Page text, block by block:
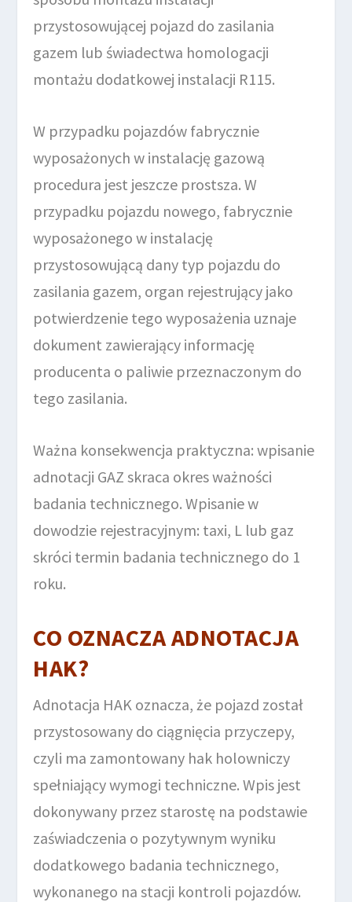
przystosowującej pojazd do zasilania
gazem lub świadectwa homologacji
montażu dodatkowej instalacji R115.
W przypadku pojazdów fabrycznie
wyposażonych w instalację gazową
procedura jest jeszcze prostsza. W
przypadku pojazdu nowego, fabrycznie
wyposażonego w instalację
przystosowującą dany typ pojazdu do
zasilania gazem, organ rejestrujący jako
potwierdzenie tego wyposażenia uznaje
dokument zawierający informację
producenta o paliwie przeznaczonym do
tego zasilania.
Ważna konsekwencja praktyczna: wpisanie
adnotacji GAZ skraca okres ważności
badania technicznego. Wpisanie w
dowodzie rejestracyjnym: taxi, L lub gaz
skróci termin badania technicznego do 1
roku.
CO OZNACZA ADNOTACJA
HAK?
Adnotacja HAK oznacza, że pojazd został
przystosowany do ciągnięcia przyczepy,
czyli ma zamontowany hak holowniczy
spełniający wymogi techniczne. Wpis jest
dokonywany przez starostę na podstawie
zaświadczenia o pozytywnym wyniku
dodatkowego badania technicznego,
wykonanego na stacji kontroli pojazdów.